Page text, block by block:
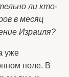
ли кто-
в месяц
Израиля?
уже
поле. В